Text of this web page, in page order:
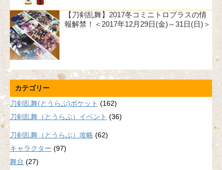
【刀剣乱舞】2017冬コミニトロプラスの情
報解禁！＜2017年12月29日(金)～31日(日)＞
カテゴリー
刀剣乱舞(とうらぶ)ポケット (162)
刀剣乱舞（とうらぶ）イベント (36)
刀剣乱舞（とうらぶ）攻略 (62)
キャラクター (97)
舞台 (27)